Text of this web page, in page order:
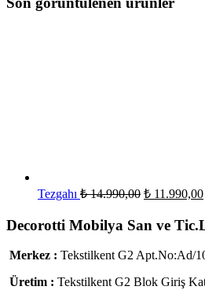
Tezgahı ₺14.990,00 ₺ 11.990,00
Decorotti Mobilya San ve
Merkez : Tekstilkent G2 Apt.No:Ad/
Üretim : Tekstilkent G2 Blok Giriş